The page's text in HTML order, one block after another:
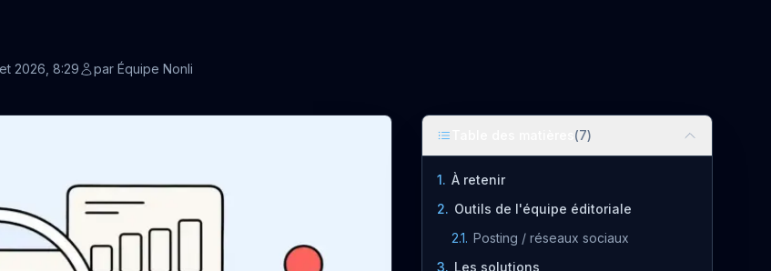
2026, 8:29 par Équipe Nonli
(7)
1. À retenir
2. Outils de l'équipe éditoriale
2.1. Posting / réseaux sociaux
3. Les solutions